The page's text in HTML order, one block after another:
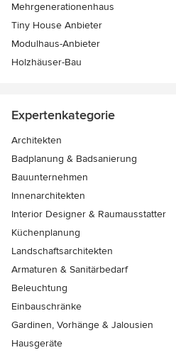
Mehrgenerationenhaus
Tiny House Anbieter
Modulhaus-Anbieter
Holzhäuser-Bau
Expertenkategorie
Architekten
Badplanung & Badsanierung
Bauunternehmen
Innenarchitekten
Interior Designer & Raumausstatter
Küchenplanung
Landschaftsarchitekten
Armaturen & Sanitärbedarf
Beleuchtung
Einbauschränke
Gardinen, Vorhänge & Jalousien
Hausgeräte